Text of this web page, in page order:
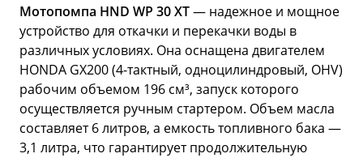
Мотопомпа HND WP 30 XT— надежное и мощное
устройство для откачки и перекачки воды в
различных условиях. Она оснащена двигателем
HONDA GX200 (4-тактный, одноцилиндровый, OHV)
рабочим объемом 196 см³, запуск которого
осуществляется ручным стартером. Объем масла
составляет 6 литров, а емкость топливного бака —
3,1 литра, что гарантирует продолжительную